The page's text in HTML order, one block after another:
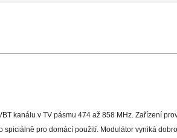
kanálu v TV pásmu 474 až 858 MHz. Zařízení
pro domácí použití. Modulátor vyniká